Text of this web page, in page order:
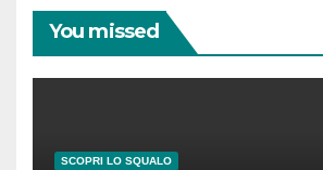
You missed
SCOPRI LO SQUALO